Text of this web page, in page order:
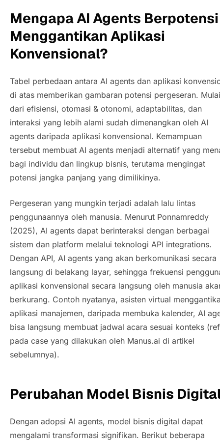
MengapaAI Agents Berpotensi
Menggantikan Aplikasi
Konvensional?
Tabel perbedaan antara AI agents dan aplikasi
di atas memberikan gambaran potensi pergeseran. Mulai
dari efisiensi, otomasi & otonomi, adaptabilitas, dan
interaksi yang lebih alami sudah dimenangkan oleh AI
agents daripada aplikasi konvensional. Kemampuan
tersebut membuat AI agents menjadi alternatif yang
bagi individu dan lingkup bisnis, terutama mengingat
potensi jangka panjang yang dimilikinya.
Pergeseran yang mungkin terjadi adalah lalu lintas
penggunaannya oleh manusia. Menurut Ponnamreddy
(2025), AI agents dapat berinteraksi dengan berbagai
sistem dan platform melalui teknologi API integrations.
Dengan API, AI agents yang akan berkomunikasi secara
langsung di belakang layar, sehingga frekuensi
aplikasi konvensional secara langsung oleh manusia
berkurang. Contoh nyatanya, asisten virtual
aplikasi manajemen, daripada membuka kalender, AI
bisa langsung membuat jadwal acara sesuai konteks (
pada case yang dilakukan oleh Manus.ai di artikel
sebelumnya).
Perubahan Model Bisnis
Dengan adopsi AI agents, model bisnis digital dapat
mengalami transformasi signifikan. Berikut beberapa